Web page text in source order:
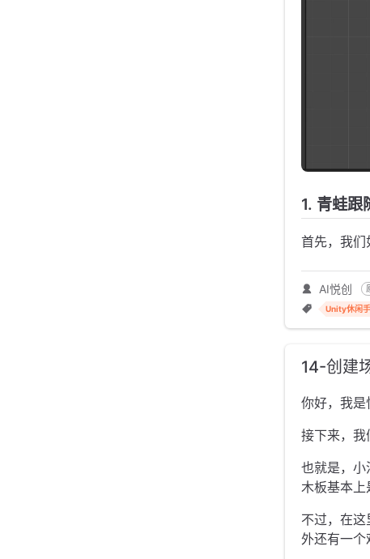
1. 青蛙跟
首先，我们
AI悦创
Unity休闲
14-创建
你好，我是
接下来，我
也就是，小
木板基本上
不过，在
外还有一个